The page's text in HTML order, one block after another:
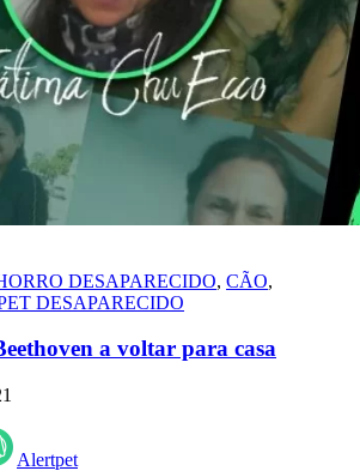
DESAPARECIDO, CÃO,
DESAPARECIDO
a voltar para casa
Alertpet